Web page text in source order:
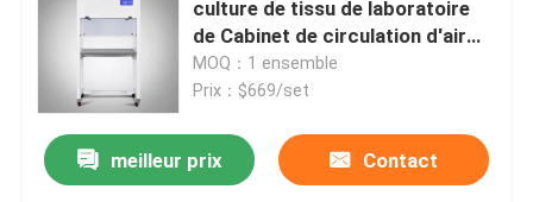
Produits
A propos de nous
Visite d'usine
culture de tissu de laboratoire
de Cabinet de circulation d'air
laminaire de verticale de la
classe 100 d'OEM
MOQ：1 ensemble
Prix：$669/set
meilleur prix Contact